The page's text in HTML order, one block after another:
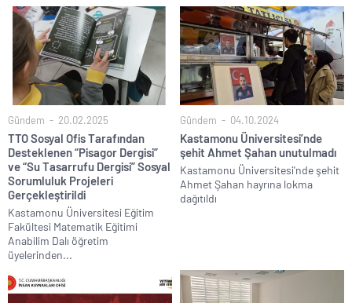
Gündem 20.02.2025
TTO Sosyal Ofis Tarafından
Desteklenen “Pisagor Dergisi”
ve “Su Tasarrufu Dergisi” Sosyal
Sorumluluk Projeleri
Gerçekleştirildi
Kastamonu Üniversitesi Eğitim
Fakültesi Matematik Eğitimi
Anabilim Dalı öğretim
üyelerinden...
Gündem 04.10.2024
Kastamonu Üniversitesi’nde
şehit Ahmet Şahan unutulmadı
Kastamonu Üniversitesi'nde şehit
Ahmet Şahan hayrına lokma
dağıtıldı